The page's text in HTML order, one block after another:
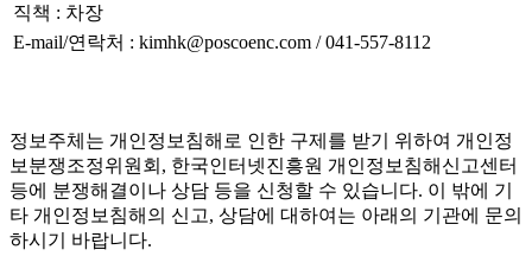
직책 : 차장
E-mail/연락처 : kimhk@poscoenc.com / 041-557-8112
정보주체는 개인정보침해로 인한 구제를 받기 위하여 개인정
보분쟁조정위원회, 한국인터넷진흥원 개인정보침해신고센터
등에 분쟁해결이나 상담 등을 신청할 수 있습니다. 이 밖에 기
타 개인정보침해의 신고, 상담에 대하여는 아래의 기관에 문의
하시기 바랍니다.